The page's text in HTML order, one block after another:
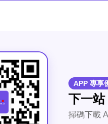
APP 專享
下一
掃碼下載